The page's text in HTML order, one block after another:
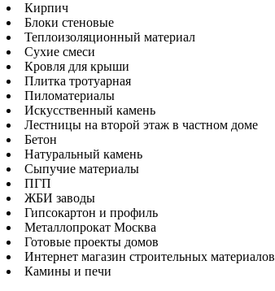
Кирпич
Блоки стеновые
Теплоизоляционный материал
Сухие смеси
Кровля для крыши
Плитка тротуарная
Пиломатериалы
Искусственный камень
Лестницы на второй этаж в частном доме
Бетон
Натуральный камень
Сыпучие материалы
ПГП
ЖБИ заводы
Гипсокартон и профиль
Металлопрокат Москва
Готовые проекты домов
Интернет магазин строительных материалов
Камины и печи